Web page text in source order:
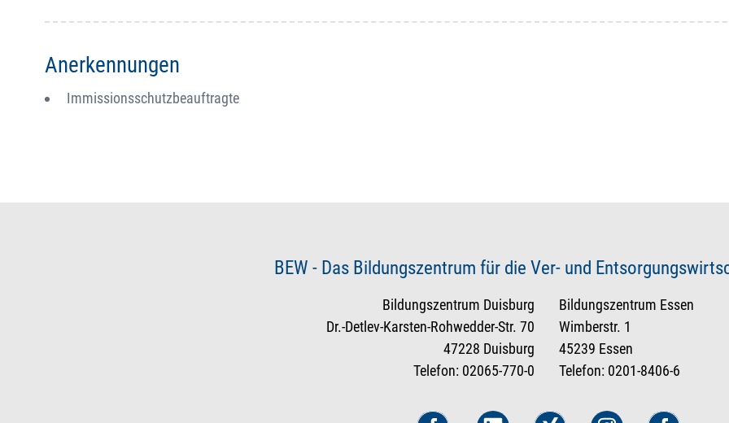
Anerkennungen
Immissionsschutzbeauftragte
BEW - Das Bildungszentrum für die Ver- und
Bildungszentrum Duisburg
Dr.-Detlev-Karsten-Rohwedder-Str. 70
47228 Duisburg
Telefon: 02065-770-0
Bildungszentrum Essen
Wimberstr. 1
45239 Essen
Telefon: 0201-8406-6